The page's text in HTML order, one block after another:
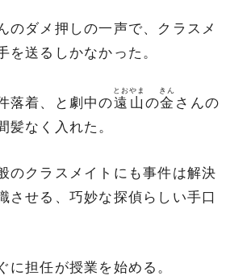
ダメ押しの一声で、クラスメ
を送るしかなかった。
落着、と劇中の遠山
とおやま
の金
きん
さんの
髪なく入れた。
のクラスメイトにも事件は解決
させる、巧妙な探偵らしい手口
担任が授業を始める。